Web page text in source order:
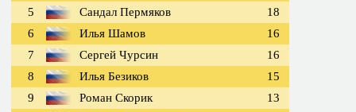
5
Сандал Пермяков
18
6
Илья Шамов
16
7
Сергей Чурсин
16
8
Илья Безиков
15
9
Роман Скорик
13